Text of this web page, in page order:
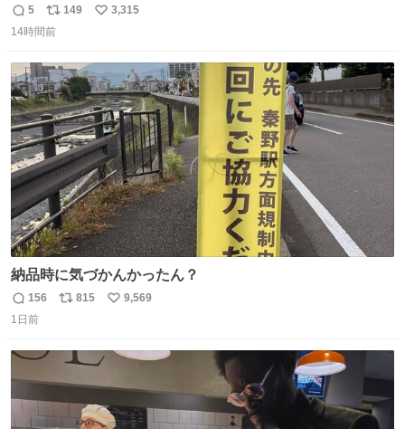
ちゃった🤭🌬️
返
信
5
リ
ポ
ト
数
149
い
数
3,315
14時間前
納品時に気づかんかったん？
返
信
156
リ
ト
数
815
い
9,569
1日前